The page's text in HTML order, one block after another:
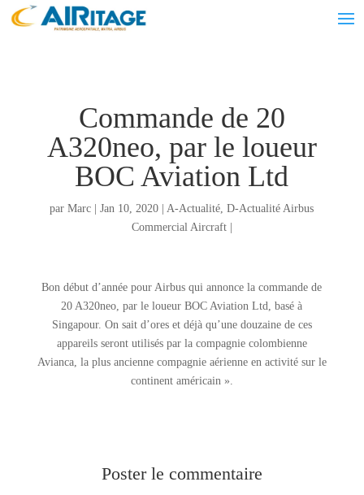
Commande de 20
A320neo, par le loueur
BOC Aviation Ltd
parMarc |Jan 10, 2020 |A-Actualité,D-Actualité Airbus
Commercial Aircraft|
Bon début d’année pour Airbus qui annonce la commande de
20 A320neo, par le loueur BOC Aviation Ltd, basé à
Singapour. On sait d’ores et déjà qu’une douzaine de ces
appareils seront utilisés par la compagnie colombienne
Avianca, la plus ancienne compagnie aérienne en activité sur le
continent américain ».
Poster le commentaire